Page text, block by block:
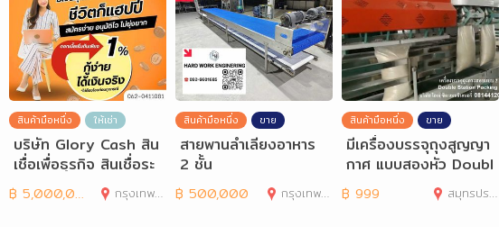
สินค้ามือหนึ่ง ให้เช่า
บริษัท Glory Cash สิน
เชื่อเพื่อธุรกิจ สินเชื่อระ
ยะสั้นที่ตอ
฿ 5,000,000 กรุงเทพมหานคร
สินค้ามือหนึ่ง ขาย
สายพานลำเลียงอาหาร
2 ชั้น
฿ 500,000 กรุงเทพมหานคร
สินค้ามือหนึ่ง ขาย
มีเครื่องบรรจุถุงสูญญา
กาศ แบบสองหัว Doubl
e Station Vacuum P
a
฿ 999 สมุทรปราการ